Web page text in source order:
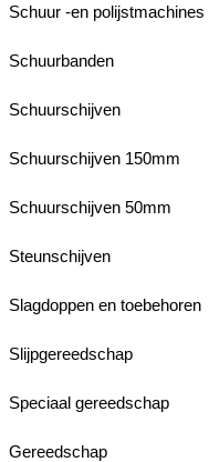
Schuur -en polijstmachines
Schuurbanden
Schuurschijven
Schuurschijven 150mm
Schuurschijven 50mm
Steunschijven
Slagdoppen en toebehoren
Slijpgereedschap
Speciaal gereedschap
Gereedschap